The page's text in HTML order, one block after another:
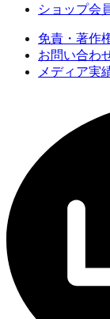
ショップ会
免責・著作
お問い合わ
メディア実